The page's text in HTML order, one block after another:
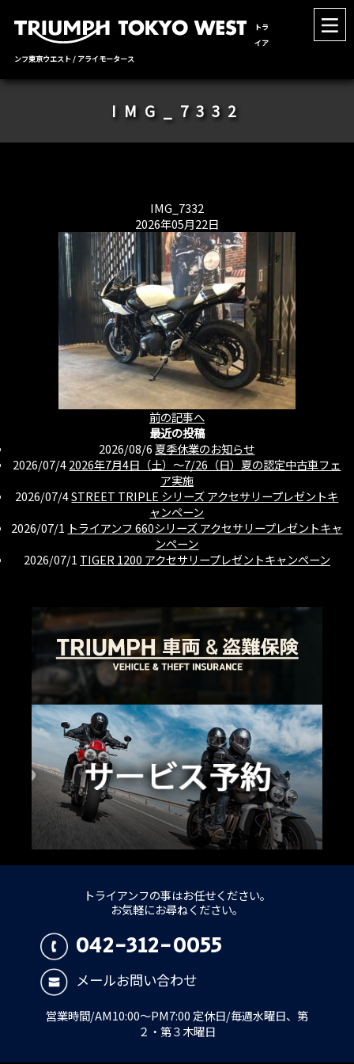
トラ
イア
ンフ東京ウエスト / アライモータース
IMG_7332
IMG_7332
2026年05月22日
前の記事へ
最近の投稿
2026/08/6 夏季休業のお知らせ
2026/07/42026年7月4日（土）〜7/26（日）夏の認定中古車フェ
ア実施
2026/07/4STREET TRIPLE シリーズ アクセサリープレゼントキ
ャンペーン
2026/07/1 トライアンフ 660シリーズ アクセサリープレゼントキャ
ンペーン
2026/07/1 TIGER 1200 アクセサリープレゼントキャンペーン
トライアンフの事はお任せください。
お気軽にお尋ねください。
042-312-0055
メールお問い合わせ
営業時間/AM10:00～PM7:00 定休日/毎週水曜日、第
２・第３木曜日